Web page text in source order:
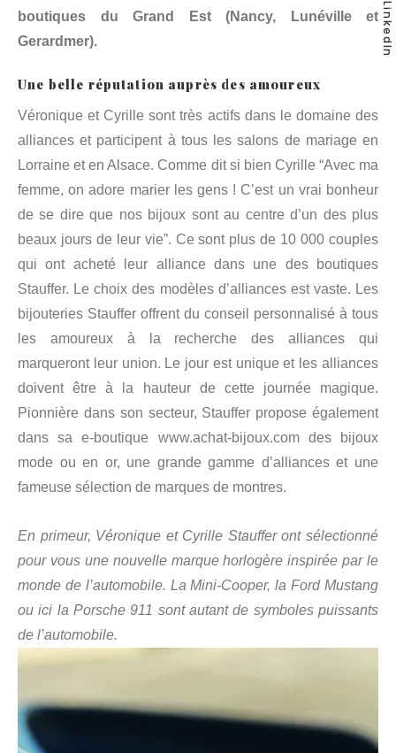
LinkedIn
boutiques du Grand Est (Nancy, Lunéville et
Gerardmer).
Une belle réputation auprès des amoureux
Véronique et Cyrille sont très actifs dans le domaine des
alliances et participent à tous les salons de mariage en
Lorraine et en Alsace. Comme dit si bien Cyrille “Avec ma
femme, on adore marier les gens ! C’est un vrai bonheur
de se dire que nos bijoux sont au centre d’un des plus
beaux jours de leur vie”. Ce sont plus de 10 000 couples
qui ont acheté leur alliance dans une des boutiques
Stauffer. Le choix des modèles d’alliances est vaste. Les
bijouteries Stauffer offrent du conseil personnalisé à tous
les amoureux à la recherche des alliances qui
marqueront leur union. Le jour est unique et les alliances
doivent être à la hauteur de cette journée magique.
Pionnière dans son secteur, Stauffer propose également
dans sa e-boutique www.achat-bijoux.com des bijoux
mode ou en or, une grande gamme d’alliances et une
fameuse sélection de marques de montres.
En primeur, Véronique et Cyrille Stauffer ont sélectionné
pour vous une nouvelle marque horlogère inspirée par le
monde de l’automobile. La Mini-Cooper, la Ford Mustang
ou ici la Porsche 911 sont autantde symboles puissants
de l’automobile.